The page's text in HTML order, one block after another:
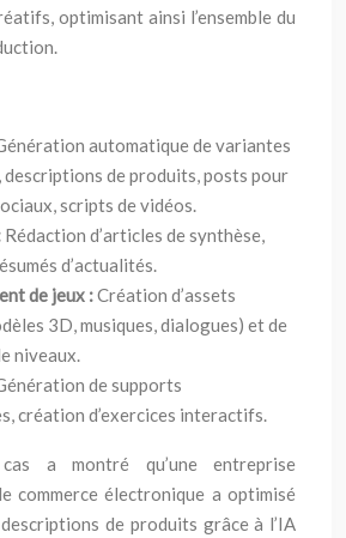
optimisant ainsi l’ensemble du
automatique de variantes
descriptions de produits, posts pour
scripts de vidéos.
Rédaction d’articles de synthèse,
d’actualités.
de jeux :Création d’assets
3D, musiques, dialogues) et de
niveaux.
de supports
création d’exercices interactifs.
a montré qu’une entreprise
commerce électronique a optimisé
de produits grâce à l’IA